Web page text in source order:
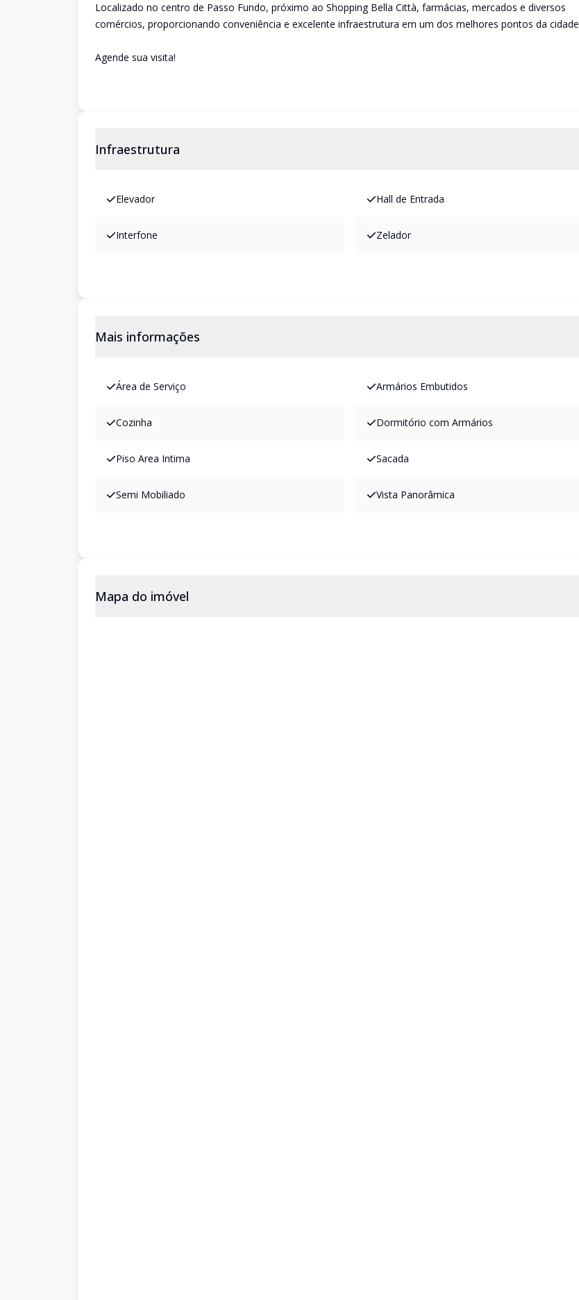
Localizado no centro de Passo Fundo, próximo ao Shopping Bella Città, farmácias, mercados e diversos
comércios, proporcionando conveniência e excelente infraestrutura em um dos melhores pontos da
Agende sua visita!
Infraestrutura
Elevador Hall de Entrada
Interfone Zelador
Mais informações
Área de Serviço Armários Embutidos
Cozinha Dormitório com Armários
Piso Area Intima Sacada
Semi Mobiliado Vista Panorâmica
Mapa do imóvel